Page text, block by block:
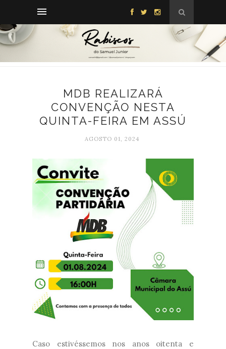
MDB REALIZARÁ
CONVENÇÃO NESTA
QUINTA-FEIRA EM ASSÚ
AGOSTO 01, 2024
Caso estivéssemos nos anos oitenta e